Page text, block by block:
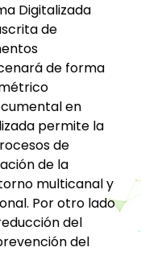
Digitalizada
de
de forma
en
permite la
de
de la
multicanal y
Por otro lado
del
del